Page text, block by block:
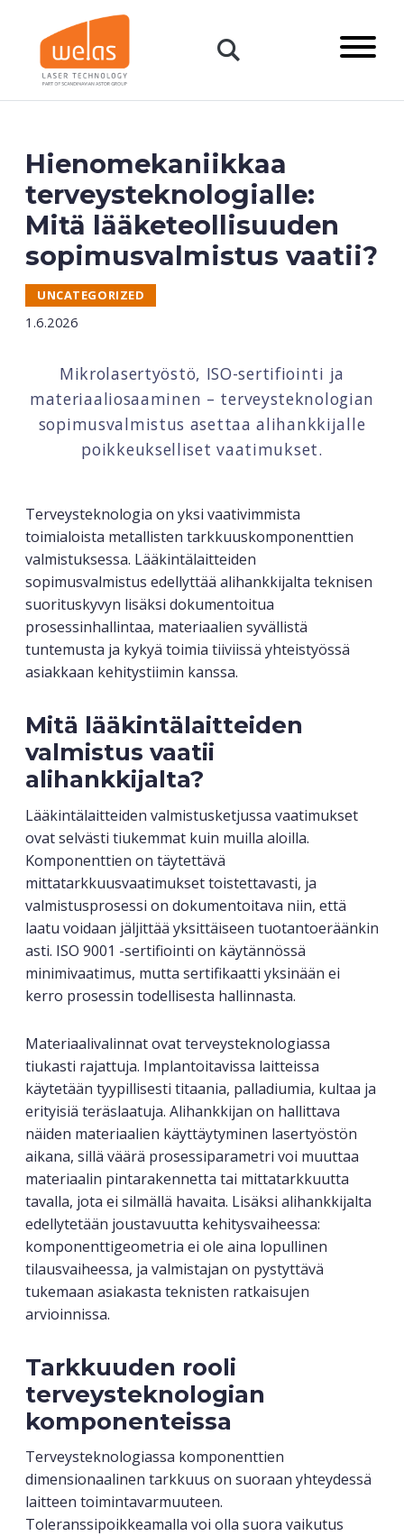
Primary
Hienomekaniikkaa
terveysteknologialle:
Mitä lääketeollisuuden
sopimusvalmistus vaatii?
UNCATEGORIZED
1.6.2026
Mikrolasertyöstö, ISO-sertifiointi ja
materiaaliosaaminen – terveysteknologian
sopimusvalmistus asettaa alihankkijalle
poikkeukselliset vaatimukset.
Terveysteknologia on yksi vaativimmista
toimialoista metallisten tarkkuuskomponenttien
valmistuksessa. Lääkintälaitteiden
sopimusvalmistus edellyttää alihankkijalta teknisen
suorituskyvyn lisäksi dokumentoitua
prosessinhallintaa, materiaalien syvällistä
tuntemusta ja kykyä toimia tiiviissä yhteistyössä
asiakkaan kehitystiimin kanssa.
Mitä lääkintälaitteiden
valmistus vaatii
alihankkijalta?
Lääkintälaitteiden valmistusketjussa vaatimukset
ovat selvästi tiukemmat kuin muilla aloilla.
Komponenttien on täytettävä
mittatarkkuusvaatimukset toistettavasti, ja
valmistusprosessi on dokumentoitava niin, että
laatu voidaan jäljittää yksittäiseen tuotantoeräänkin
asti. ISO 9001 -sertifiointi on käytännössä
minimivaatimus, mutta sertifikaatti yksinään ei
kerro prosessin todellisesta hallinnasta.
Materiaalivalinnat ovat terveysteknologiassa
tiukasti rajattuja. Implantoitavissa laitteissa
käytetään tyypillisesti titaania, palladiumia, kultaa ja
erityisiä teräslaatuja. Alihankkijan on hallittava
näiden materiaalien käyttäytyminen lasertyöstön
aikana, sillä väärä prosessiparametri voi muuttaa
materiaalin pintarakennetta tai mittatarkkuutta
tavalla, jota ei silmällä havaita. Lisäksi alihankkijalta
edellytetään joustavuutta kehitysvaiheessa:
komponenttigeometria ei ole aina lopullinen
tilausvaiheessa, ja valmistajan on pystyttävä
tukemaan asiakasta teknisten ratkaisujen
arvioinnissa.
Tarkkuuden rooli
terveysteknologian
komponenteissa
Terveysteknologiassa komponenttien
dimensionaalinen tarkkuus on suoraan yhteydessä
laitteen toimintavarmuuteen.
Toleranssipoikkeamalla voi olla suora vaikutus